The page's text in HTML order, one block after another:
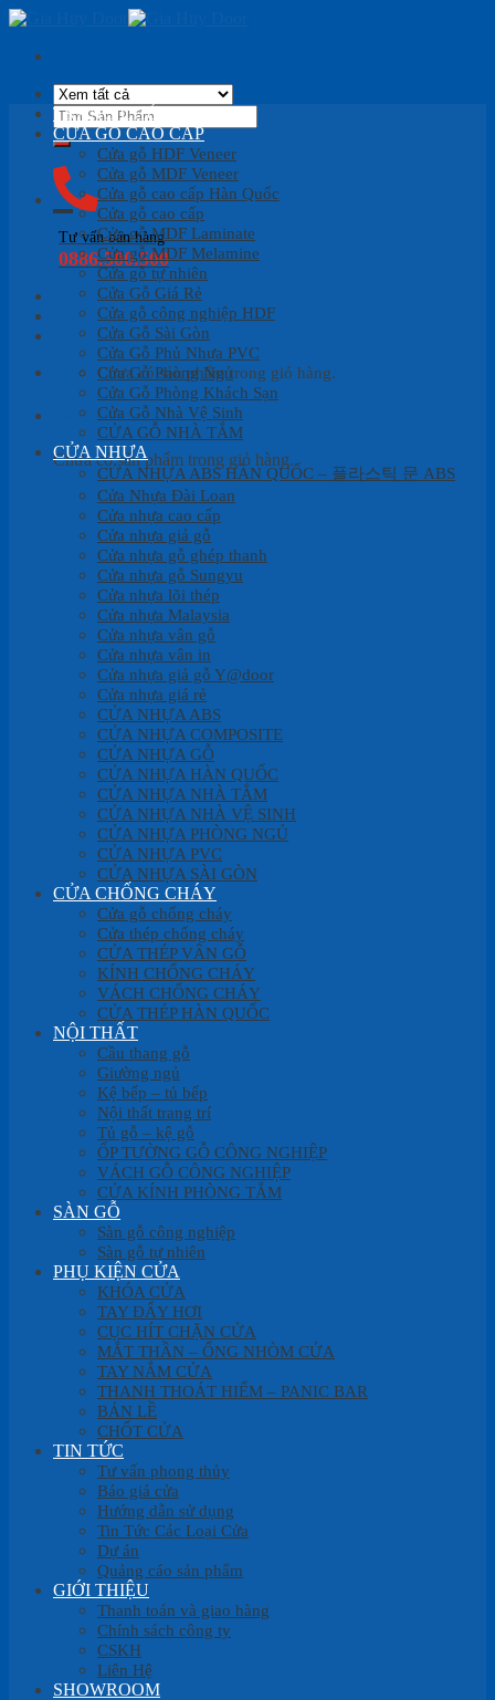
Skip
content
Tìm
kiếm:
Tư vấn bán hàng
0886.500.500
Chưa có sản phẩm trong giỏ hàng.
Giỏ hàng
Chưa có sản phẩm trong giỏ hàng.
TRANG CHỦ
CỬA GỖ CAO CẤP
Cửa gỗ HDF Veneer
Cửa gỗ MDF Veneer
Cửa gỗ cao cấp Hàn Quốc
Cửa gỗ cao cấp
Cửa gỗ MDF Laminate
Cửa gỗ MDF Melamine
Cửa gỗ tự nhiên
Cửa Gỗ Giá Rẻ
Cửa gỗ công nghiệp HDF
Cửa Gỗ Sài Gòn
Cửa Gỗ Phủ Nhựa PVC
Cửa Gỗ Phòng Ngủ
Cửa Gỗ Phòng Khách Sạn
Cửa Gỗ Nhà Vệ Sinh
CỬA GỖ NHÀ TẮM
CỬA NHỰA
CỬA NHỰA ABS HÀN QUỐC – 플라스틱 문 ABS
Cửa Nhựa Đài Loan
Cửa nhựa cao cấp
Cửa nhựa giả gỗ
Cửa nhựa gỗ ghép thanh
Cửa nhựa gỗ Sungyu
Cửa nhựa lõi thép
Cửa nhựa Malaysia
Cửa nhựa vân gỗ
Cửa nhựa vân in
Cửa nhựa giả gỗ Y@door
Cửa nhựa giá rẻ
CỬA NHỰA ABS
CỬA NHỰA COMPOSITE
CỬA NHỰA GỖ
CỬA NHỰA HÀN QUỐC
CỬA NHỰA NHÀ TẮM
CỬA NHỰA NHÀ VỆ SINH
CỬA NHỰA PHÒNG NGỦ
CỬA NHỰA PVC
CỬA NHỰA SÀI GÒN
CỬA CHỐNG CHÁY
Cửa gỗ chống cháy
Cửa thép chống cháy
CỬA THÉP VÂN GỖ
KÍNH CHỐNG CHÁY
VÁCH CHỐNG CHÁY
CỬA THÉP HÀN QUỐC
NỘI THẤT
Cầu thang gỗ
Giường ngủ
Kệ bếp – tủ bếp
Nội thất trang trí
Tủ gỗ – kệ gỗ
ỐP TƯỜNG GỖ CÔNG NGHIỆP
VÁCH GỖ CÔNG NGHIỆP
CỬA KÍNH PHÒNG TẮM
SÀN GỖ
Sàn gỗ công nghiệp
Sàn gỗ tự nhiên
PHỤ KIỆN CỬA
KHÓA CỬA
TAY ĐẨY HƠI
CỤC HÍT CHẶN CỬA
MẮT THẦN – ỐNG NHÒM CỬA
TAY NẮM CỬA
THANH THOÁT HIỂM – PANIC BAR
BẢN LỀ
CHỐT CỬA
TIN TỨC
Tư vấn phong thủy
Báo giá cửa
Hướng dẫn sử dụng
Tin Tức Các Loại Cửa
Dự án
Quảng cáo sản phẩm
GIỚI THIỆU
Thanh toán và giao hàng
Chính sách công ty
CSKH
Liên Hệ
SHOWROOM